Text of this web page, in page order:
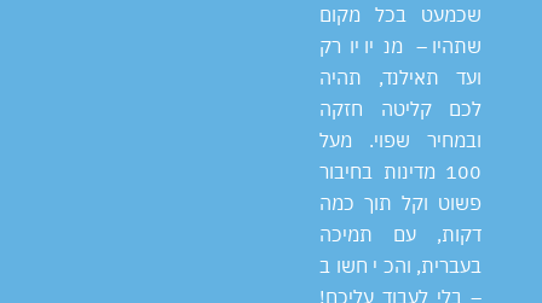
שכמעט בכל מקום
שתהיו – מניו יורק
ועד תאילנד, תהיה
לכם קליטה חזקה
ובמחיר שפוי. מעל
100 מדינות בחיבור
פשוט וקל תוך כמה
דקות, עם תמיכה
בעברית, והכי חשוב
– בלי לעבוד עליכם!